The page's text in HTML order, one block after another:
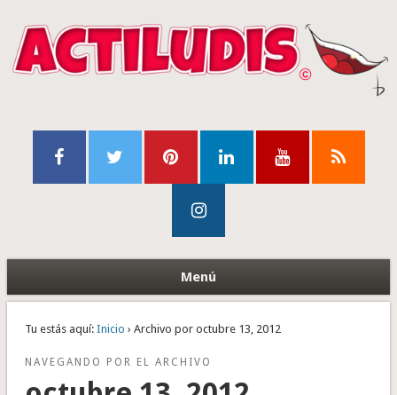
Menú
Tu estás aquí: Inicio › Archivo por octubre 13, 2012
NAVEGANDO POR EL ARCHIVO